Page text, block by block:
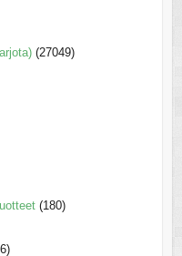
(27049)
(180)